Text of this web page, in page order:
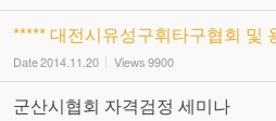
***** 대전시유성구휘타구협회 및
Date2014.11.20 Views9900
군산시협회 자격검정 세미나